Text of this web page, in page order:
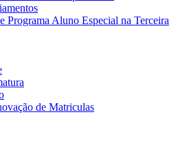
Programa Aluno Especial na Terceira
de Matriculas